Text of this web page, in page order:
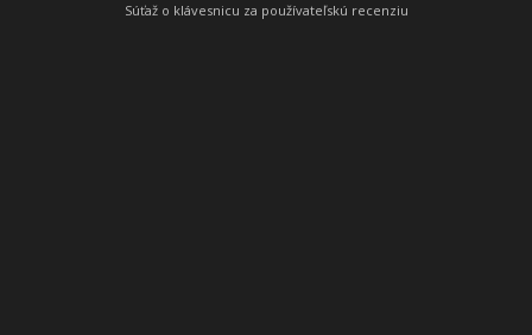
Súťaž o klávesnicu za používateľskú recenziu